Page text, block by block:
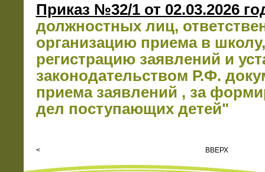
Приказ №32/1 от 02.03.2026
должностных лиц,
организацию приема в
регистрацию заявлений и
законодательством Р.Ф.
приема заявлений , за
дел поступающих детей"
< ВВЕРХ